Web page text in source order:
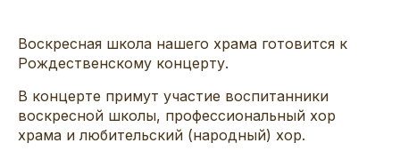
Воскресная школа нашего храма готовится к
Рождественскому концерту.
В концерте примут участие воспитанники
воскресной школы, профессиональный хор
храма и любительский (народный) хор.